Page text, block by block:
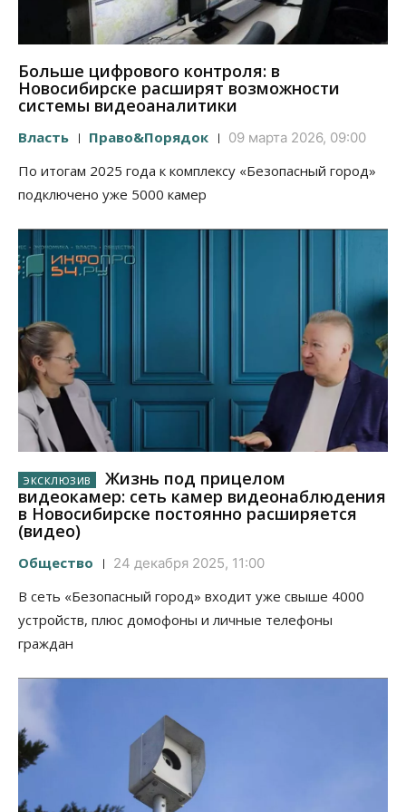
Больше цифрового контроля: в
Новосибирске расширят возможности
системы видеоаналитики
Власть Право&Порядок 09 марта 2026, 09:00
По итогам 2025 года к комплексу «Безопасный город»
подключено уже 5000 камер
Жизнь под прицелом
видеокамер: сеть камер видеонаблюдения
в Новосибирске постоянно расширяется
(видео)
Общество 24 декабря 2025, 11:00
В сеть «Безопасный город» входит уже свыше 4000
устройств, плюс домофоны и личные телефоны
граждан